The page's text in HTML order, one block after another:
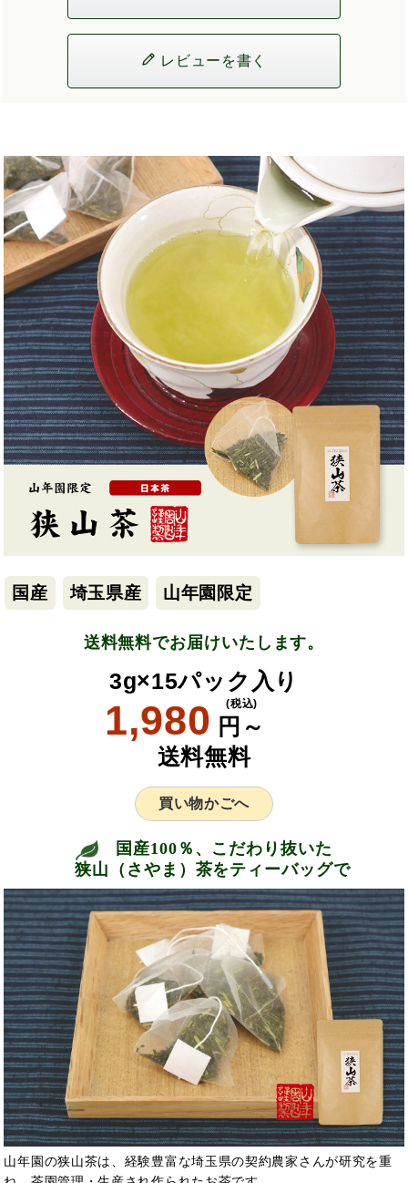
レビューを書く
国産 埼玉県産 山年園限定
送料無料でお届けいたします。
3g×15パック入り
1,980 円～
(税込)
送料無料
買い物かごへ
国産100％、こだわり抜いた
狭山（さやま）茶をティーバッグで
山年園の狭山茶は、経験豊富な埼玉県の契約農家さんが研究を重